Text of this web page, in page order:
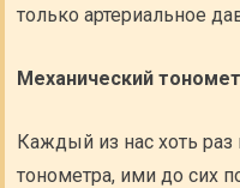
только артериальное
Механический
Каждый из нас хоть
тонометра, ими до сих